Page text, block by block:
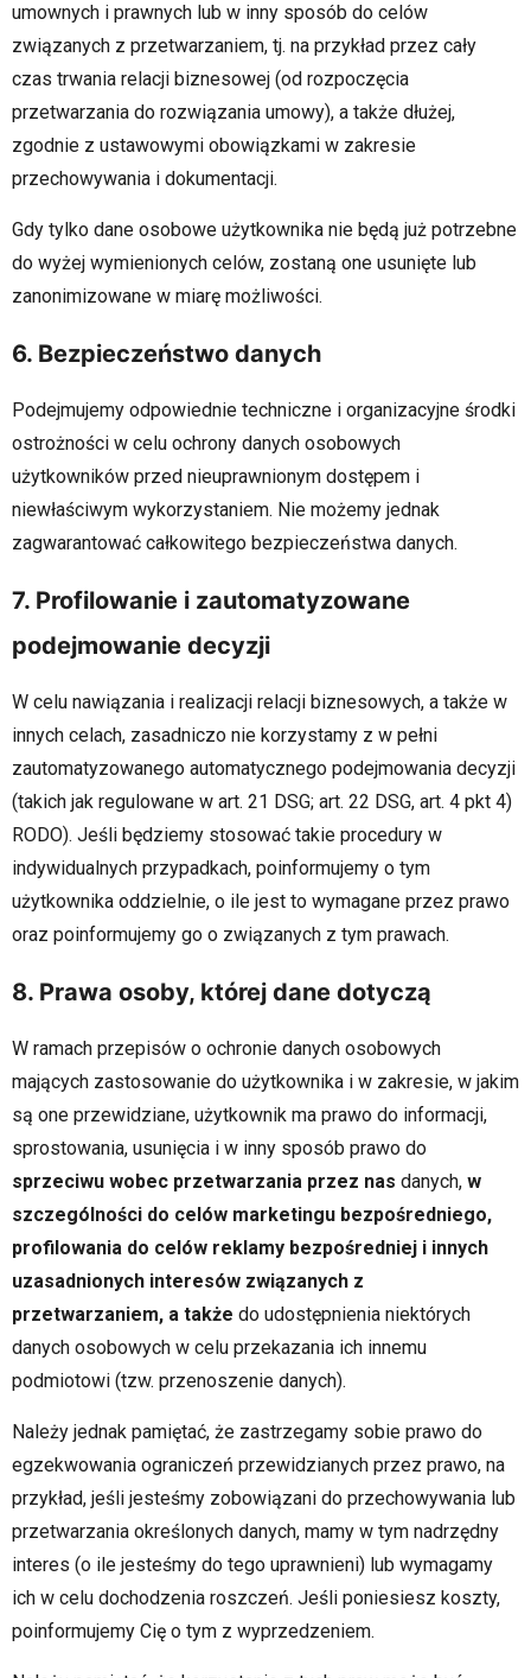
umownych i prawnych lub w inny sposób do celów
związanych z przetwarzaniem, tj. na przykład przez cały
czas trwania relacji biznesowej (od rozpoczęcia
przetwarzania do rozwiązania umowy), a także dłużej,
zgodnie z ustawowymi obowiązkami w zakresie
przechowywania i dokumentacji.
Gdy tylko dane osobowe użytkownika nie będą już potrzebne
do wyżej wymienionych celów, zostaną one usunięte lub
zanonimizowane w miarę możliwości.
6. Bezpieczeństwo danych
Podejmujemy odpowiednie techniczne i organizacyjne środki
ostrożności w celu ochrony danych osobowych
użytkowników przed nieuprawnionym dostępem i
niewłaściwym wykorzystaniem. Nie możemy jednak
zagwarantować całkowitego bezpieczeństwa danych.
7. Profilowanie i zautomatyzowane
podejmowanie decyzji
W celu nawiązania i realizacji relacji biznesowych, a także w
innych celach, zasadniczo nie korzystamy z w pełni
zautomatyzowanego automatycznego podejmowania decyzji
(takich jak regulowane w art. 21 DSG; art. 22 DSG, art. 4 pkt 4)
RODO). Jeśli będziemy stosować takie procedury w
indywidualnych przypadkach, poinformujemy o tym
użytkownika oddzielnie, o ile jest to wymagane przez prawo
oraz poinformujemy go o związanych z tym prawach.
8. Prawa osoby, której dane dotyczą
W ramach przepisów o ochronie danych osobowych
mających zastosowanie do użytkownika i w zakresie, w jakim
są one przewidziane, użytkownik ma prawo do informacji,
sprostowania, usunięcia i w inny sposób prawo do
sprzeciwu wobec przetwarzania przez nas danych, w
szczególności do celów marketingu bezpośredniego,
profilowania do celów reklamy bezpośredniej i innych
uzasadnionych interesów związanych z
przetwarzaniem, a także do udostępnienia niektórych
danych osobowych w celu przekazania ich innemu
podmiotowi (tzw. przenoszenie danych).
Należy jednak pamiętać, że zastrzegamy sobie prawo do
egzekwowania ograniczeń przewidzianych przez prawo, na
przykład, jeśli jesteśmy zobowiązani do przechowywania lub
przetwarzania określonych danych, mamy w tym nadrzędny
interes (o ile jesteśmy do tego uprawnieni) lub wymagamy
ich w celu dochodzenia roszczeń. Jeśli poniesiesz koszty,
poinformujemy Cię o tym z wyprzedzeniem.